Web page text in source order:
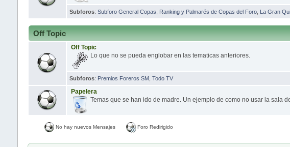
Subforos: Subforo General Copas Ranking y Palmarés de Copas del Foro, La Gran
Off Topic
Off Topic
Lo que no se pueda englobar en las tematicas anteriores.
Subforos: Premios Foreros SM, Todo TV
Papelera
Temas que se han ido de madre. Un ejemplo de como no usar la sala
No hay nuevos Mensajes Foro Redirigido